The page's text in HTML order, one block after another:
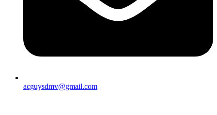
acguysdmv@gmail.com